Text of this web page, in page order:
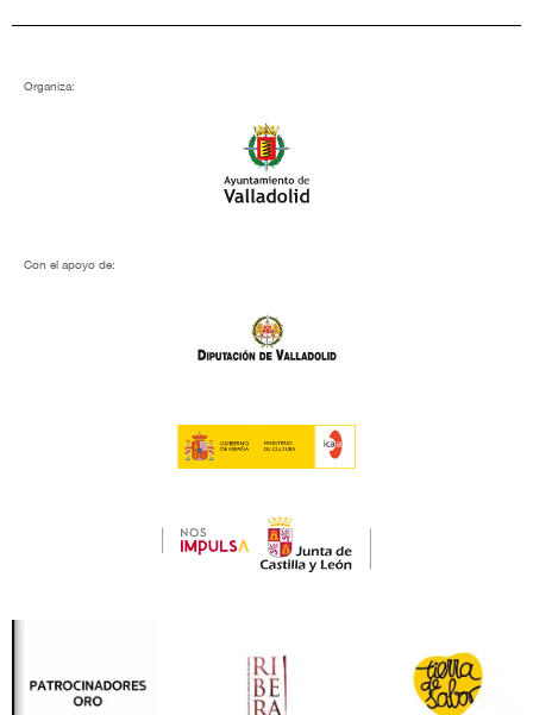
Organiza:
Con el apoyo de: